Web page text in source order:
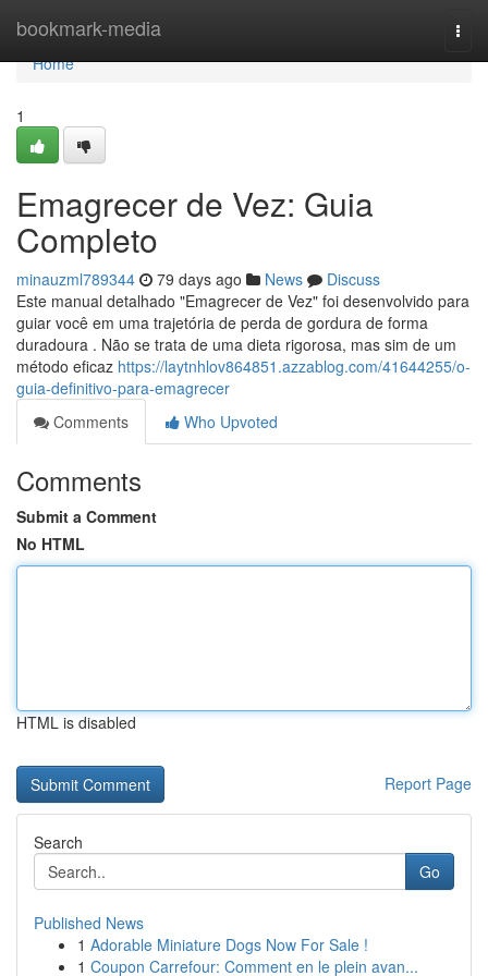
bookmark-media
Home
Home
1
Emagrecer de Vez: Guia
Completo
minauzml789344 79 days ago News
Discuss
Este manual detalhado "Emagrecer de Vez" foi desenvolvido para
guiar você em uma trajetória de perda de gordura de forma
duradoura . Não se trata de uma dieta rigorosa, mas sim de um
método eficaz https://laytnhlov864851.azzablog.com/41644255/o-
guia-definitivo-para-emagrecer
Comments
Who Upvoted
Comments
Submit a Comment
No HTML
HTML is disabled
Report Page
Search
Go
Published News
1 Adorable Miniature Dogs Now For Sale !
1 Coupon Carrefour: Comment en le plein avan...